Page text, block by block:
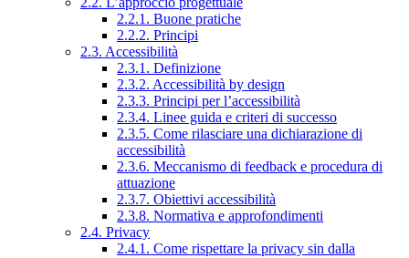
2.2.1. Buone pratiche
2.2.2. Principi
2.3. Accessibilità
2.3.1. Definizione
2.3.2. Accessibilità by design
2.3.3. Principi per l’accessibilità
2.3.4. Linee guida e criteri di successo
2.3.5. Come rilasciare una dichiarazione di
accessibilità
2.3.6. Meccanismo di feedback e procedura di
attuazione
2.3.7. Obiettivi accessibilità
2.3.8. Normativa e approfondimenti
2.4. Privacy
2.4.1. Come rispettare la privacy sin dalla